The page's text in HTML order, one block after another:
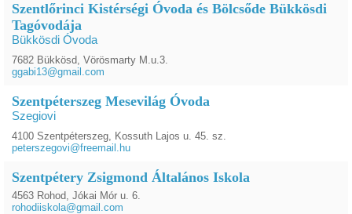
Szentlőrinci Kistérségi Óvoda és Bölcsőde Bükkösdi
Tagóvodája
Bükkösdi Óvoda
7682 Bükkösd, Vörösmarty M.u.3.
ggabi13@gmail.com
Szentpéterszeg Mesevilág Óvoda
Szegiovi
4100 Szentpéterszeg, Kossuth Lajos u. 45. sz.
peterszegovi@freemail.hu
Szentpétery Zsigmond Általános Iskola
4563 Rohod, Jókai Mór u. 6.
rohodiiskola@gmail.com